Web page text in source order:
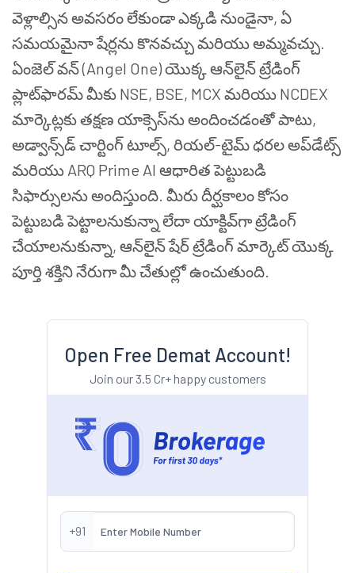
వెళ్లాల్సిన అవసరం లేకుండా ఎక్కడి నుండైనా, ఏ
సమయమైనా షేర్లను కొనవచ్చు మరియు అమ్మవచ్చు.
ఏంజెల్ వన్ (Angel One) యొక్క ఆన్‌లైన్ ట్రేడింగ్
ప్లాట్‌ఫారమ్ మీకు NSE, BSE, MCX మరియు NCDEX
మార్కెట్లకు తక్షణ యాక్సెస్‌ను అందించడంతో పాటు,
అడ్వాన్స్‌డ్ చార్టింగ్ టూల్స్, రియల్-టైమ్ ధరల అప్‌డేట్స్
మరియు ARQ Prime AI ఆధారిత పెట్టుబడి
సిఫార్సులను అందిస్తుంది. మీరు దీర్ఘకాలం కోసం
పెట్టుబడి పెట్టాలనుకున్నా లేదా యాక్టివ్‌గా ట్రేడింగ్
చేయాలనుకున్నా, ఆన్‌లైన్ షేర్ ట్రేడింగ్ మార్కెట్ యొక్క
పూర్తి శక్తిని నేరుగా మీ చేతుల్లో ఉంచుతుంది.
Open Free Demat Account!
Join our 3.5 Cr+ happy customers
+91